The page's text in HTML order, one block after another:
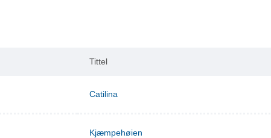
Tittel
Catilina
Kjæmpehøien